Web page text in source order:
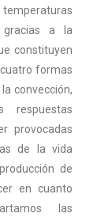
gracias a la
constituyen
formas
convección,
respuestas
provocadas
de la vida
de
en cuanto
las